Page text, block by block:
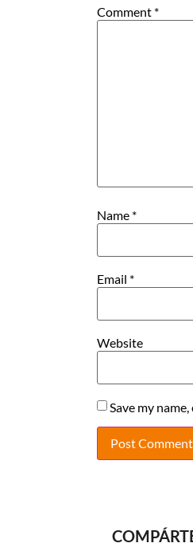
Comment *
Name *
Email *
Website
Save my